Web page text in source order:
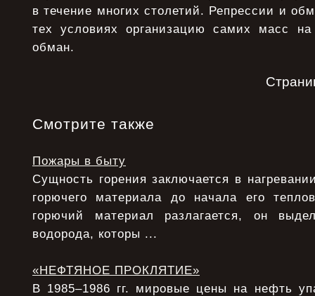
в течение многих столетий. Репрессии и
тех условиях организацию самих масс
обман.
Смотрите также
Пожары в быту
Сущность горения заключается в
горючего материала до начала его
горючий материал разлагается, он
водорода, которы ...
«НЕФТЯНОЕ ПРОКЛЯТИЕ»
В 1985–1986 гг. мировые цены на нефть